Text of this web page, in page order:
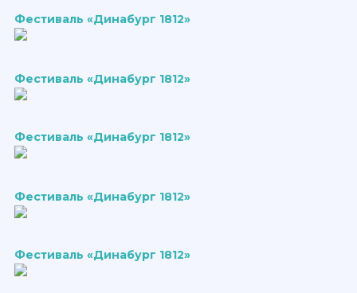
Фестиваль «Динабург 1812»
Фестиваль «Динабург 1812»
Фестиваль «Динабург 1812»
Фестиваль «Динабург 1812»
Фестиваль «Динабург 1812»